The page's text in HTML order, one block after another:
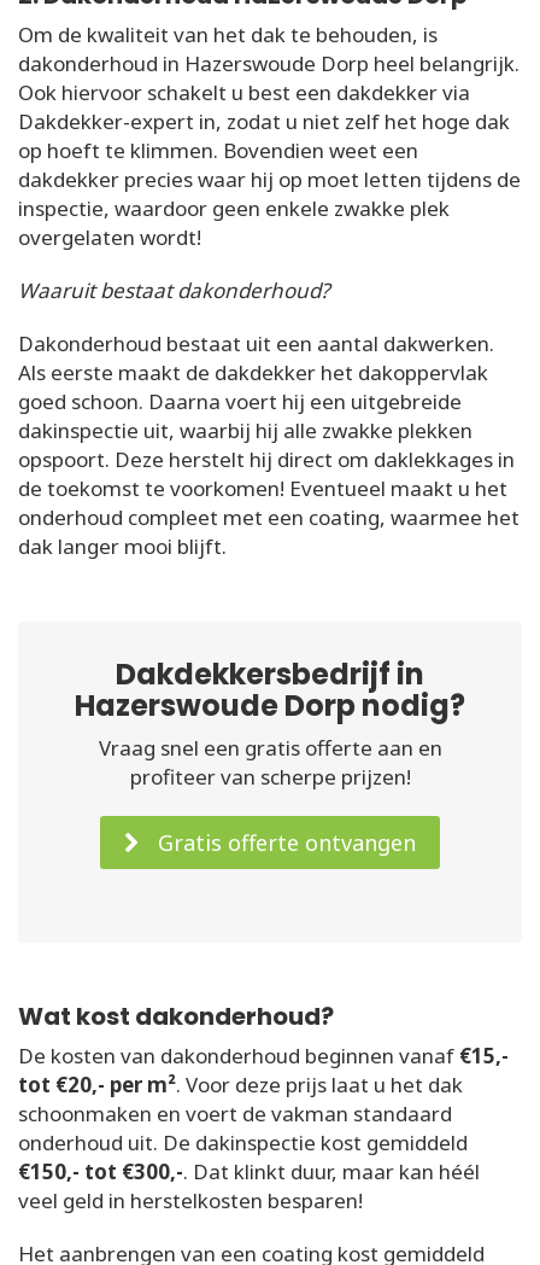
Om de kwaliteit van het dak te behouden, is
dakonderhoud in Hazerswoude Dorp heel belangrijk.
Ook hiervoor schakelt u best een dakdekker via
Dakdekker-expert in, zodat u niet zelf het hoge dak
op hoeft te klimmen. Bovendien weet een
dakdekker precies waar hij op moet letten tijdens de
inspectie, waardoor geen enkele zwakke plek
overgelaten wordt!
Waaruit bestaat dakonderhoud?
Dakonderhoud bestaat uit een aantal dakwerken.
Als eerste maakt de dakdekker het dakoppervlak
goed schoon. Daarna voert hij een uitgebreide
dakinspectie uit, waarbij hij alle zwakke plekken
opspoort. Deze herstelt hij direct om daklekkages in
de toekomst te voorkomen! Eventueel maakt u het
onderhoud compleet met een coating, waarmee het
dak langer mooi blijft.
Dakdekkersbedrijf in
Hazerswoude Dorp nodig?
Vraag snel een gratis offerte aan en
profiteer van scherpe prijzen!
Gratis offerte ontvangen
Wat kost dakonderhoud?
De kosten van dakonderhoud beginnen vanaf €15,-
tot €20,- per m². Voor deze prijs laat u het dak
schoonmaken en voert de vakman standaard
onderhoud uit. De dakinspectie kost gemiddeld
€150,- tot €300,-. Dat klinkt duur, maar kan héél
veel geld in herstelkosten besparen!
Het aanbrengen van een coating kost gemiddeld